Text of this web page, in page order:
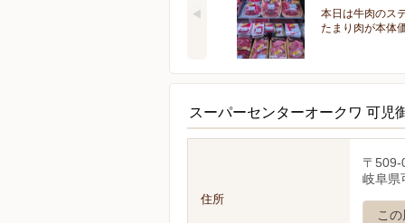
本日は牛肉のス
たまり肉が本体
スーパーセンターオークワ 可児
住所
〒509-
岐阜県
こ